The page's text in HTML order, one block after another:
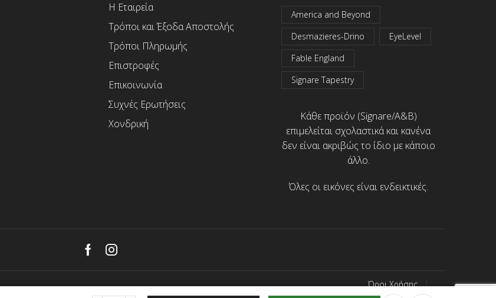
Η Εταιρεία
Τρόποι και Έξοδα Αποστολής
Τρόποι Πληρωμής
Επιστροφές
Επικοινωνία
Συχνές Ερωτήσεις
Χονδρική
America and Beyond
Desmazieres-Drino
EyeLevel
Fable England
Signare Tapestry
Κάθε προϊόν (Signare/A&B)
επιμελείται σχολαστικά και κανένα
δεν είναι ακριβώς το ίδιο με κάποιο
άλλο.
Όλες οι εικόνες είναι ενδεικτικές.
FacebookInstagram
Όροι Χρήσης